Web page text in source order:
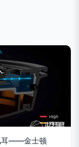
耳——金士顿